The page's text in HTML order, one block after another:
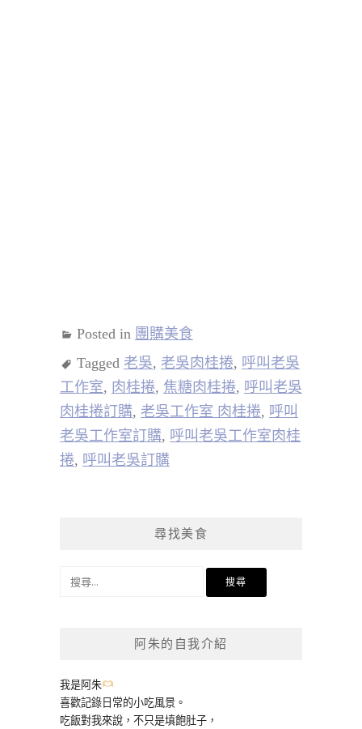
Posted in 團購美食
Tagged 老吳, 老吳肉桂捲, 呼叫老吳
工作室, 肉桂捲, 焦糖肉桂捲, 呼叫老吳
肉桂捲訂購, 老吳工作室 肉桂捲, 呼叫
老吳工作室訂購, 呼叫老吳工作室肉桂
捲, 呼叫老吳訂購
尋找美食
阿朱的自我介紹
我是阿朱
喜歡記錄日常的小吃風景。
吃飯對我來說，不只是填飽肚子，